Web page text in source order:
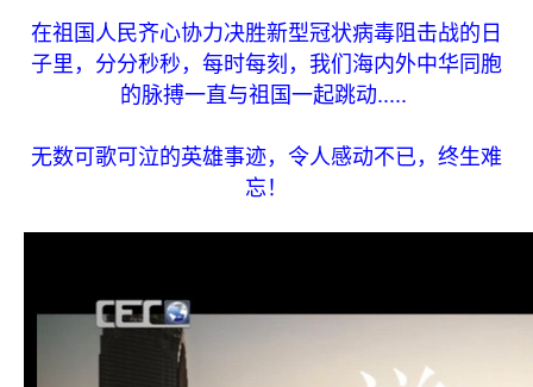
在祖国人民齐心协力决胜新型冠状病毒阻击战的日
子里，分分秒秒，每时每刻，我们海内外中华同胞
的脉搏一直与祖国一起跳动.....
无数可歌可泣的英雄事迹，令人感动不已，终生难
忘！